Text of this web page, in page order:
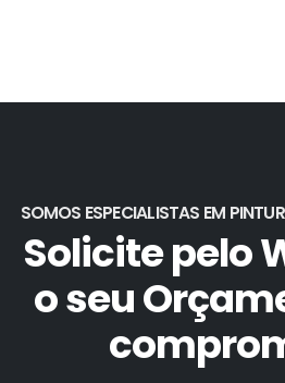
SOMOS ESPECIALISTAS EM
Solicite pelo
o seu